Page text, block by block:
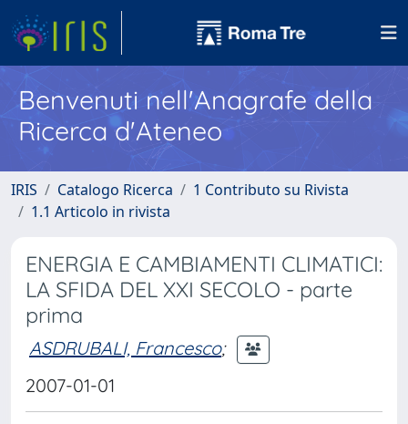
Benvenuti nell'Anagrafe della
Ricerca d'Ateneo
IRIS Catalogo Ricerca
1 Contributo su Rivista
1.1 Articolo in rivista
ENERGIA E CAMBIAMENTI CLIMATICI:
LA SFIDA DEL XXI SECOLO - parte
prima
ASDRUBALI, Francesco;
2007-01-01